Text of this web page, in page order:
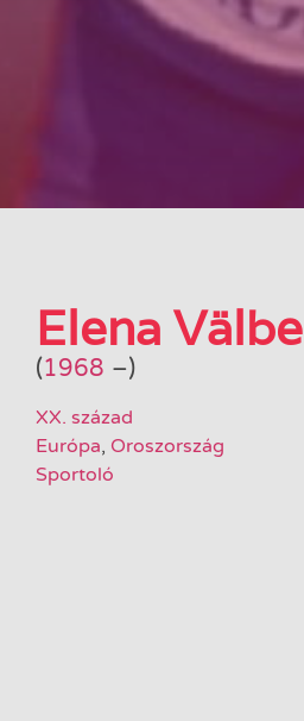
Elena Välbe
(1968 –)
XX. század
Európa, Oroszország
Sportoló